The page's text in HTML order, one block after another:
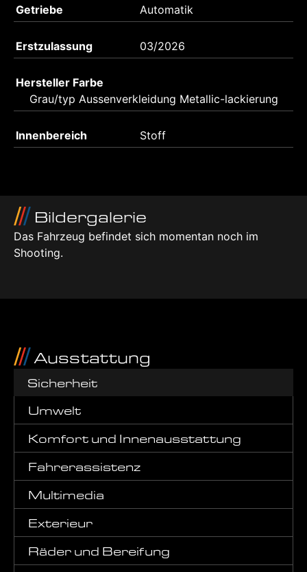
Getriebe Automatik
Erstzulassung 03/2026
Hersteller Farbe
Grau/typ Aussenverkleidung Metallic-lackierung
Innenbereich Stoff
Bildergalerie
Das Fahrzeug befindet sich momentan noch im
Shooting.
Ausstattung
Sicherheit
Umwelt
Komfort und Innenausstattung
Fahrerassistenz
Multimedia
Exterieur
Räder und Bereifung